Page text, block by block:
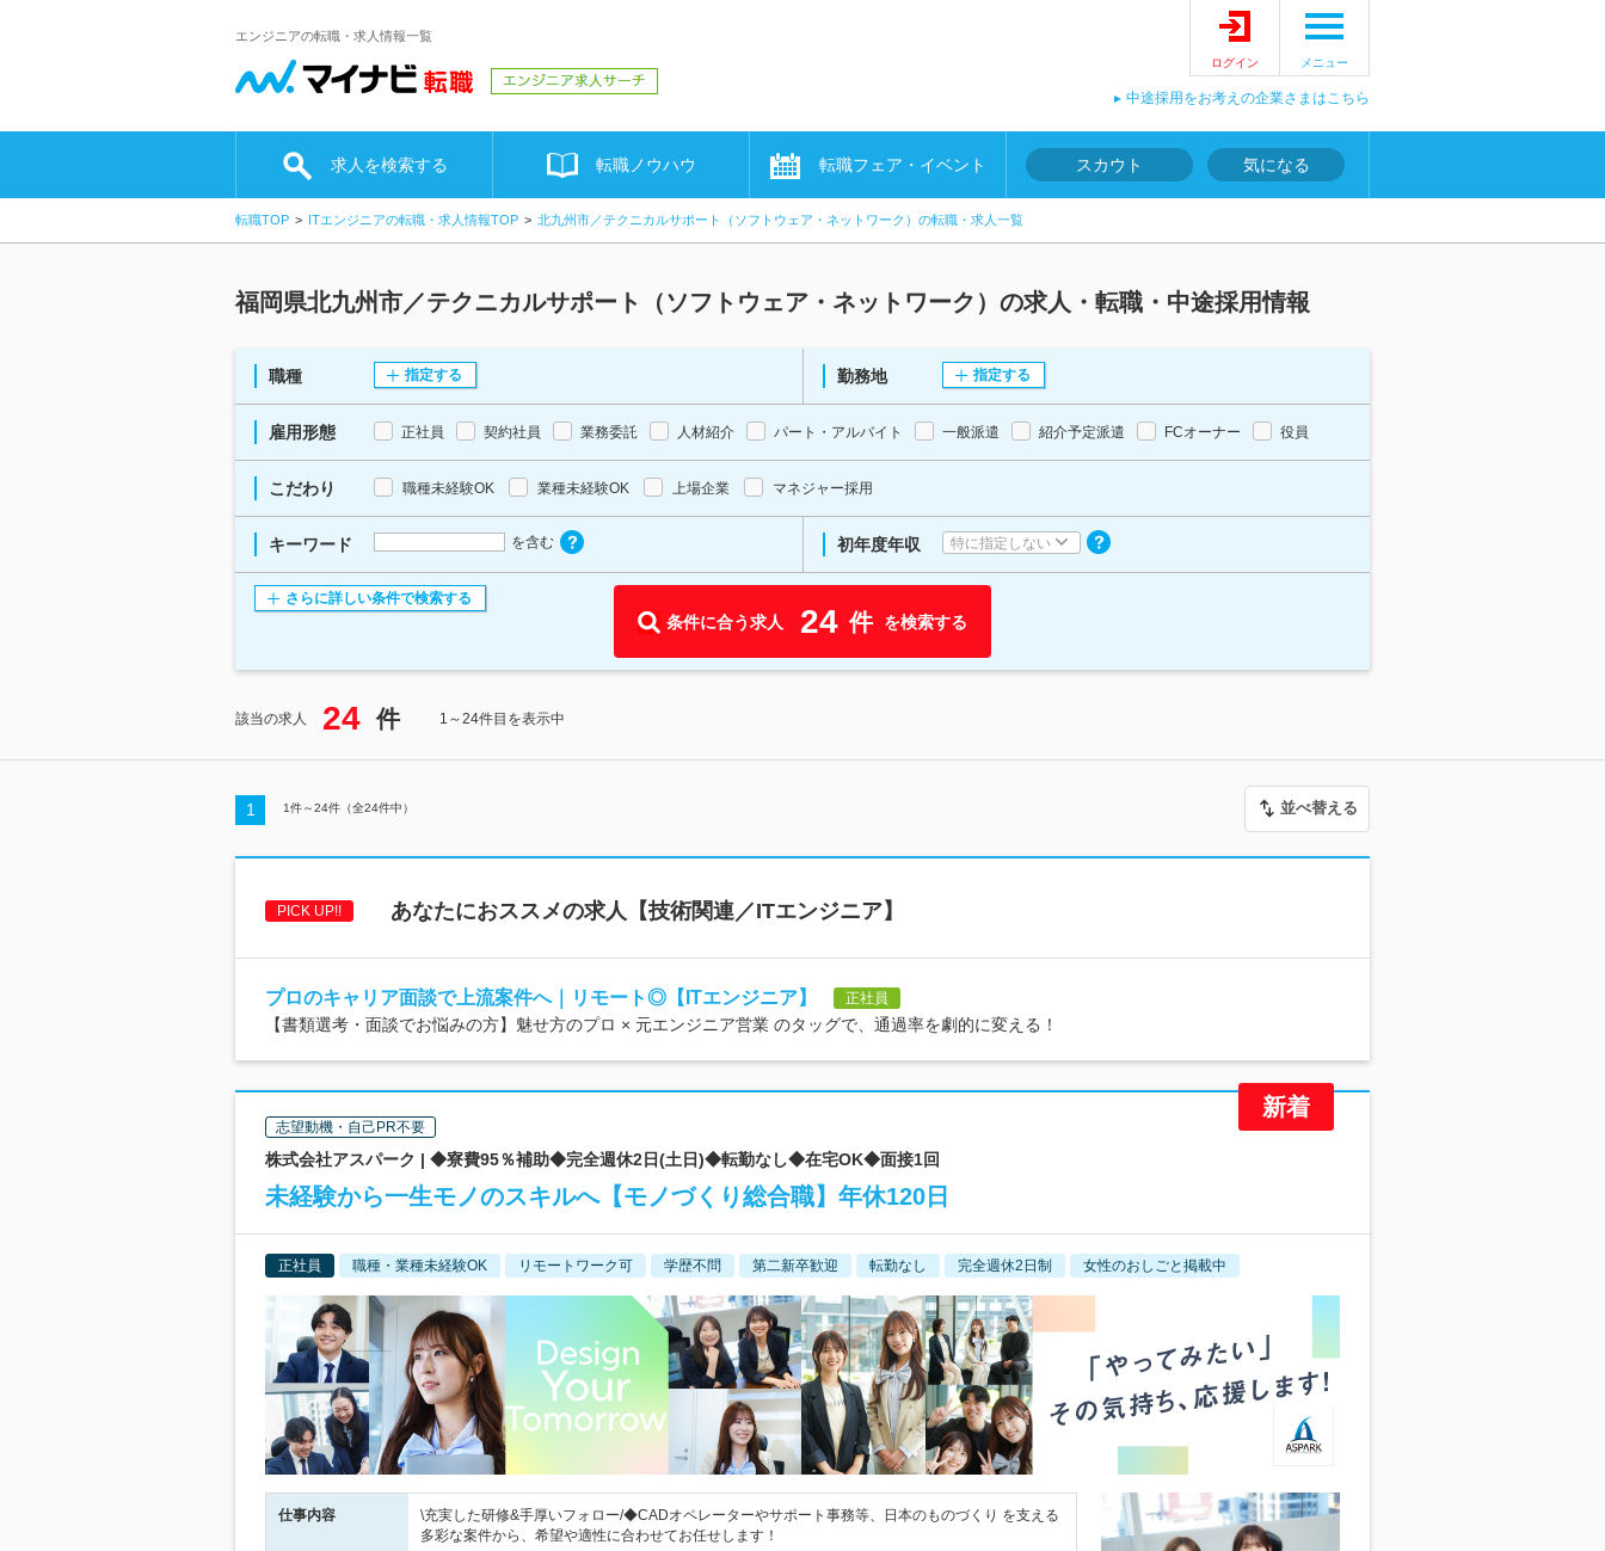
エンジニアの転職・求人情報一覧
ログイン メニュー
中途採用をお考えの企業さまはこちら
求人を検索する 転職ノウハウ 転職フェア・イベント スカウト 気になる
転職TOP ITエンジニアの転職・求人情報TOP 北九州市／テクニカルサポート（ソフトウェア・ネットワーク）の転職・求人一覧
福岡県北九州市／テクニカルサポート（ソフトウェア・ネットワーク）の求人・転職・中途採用情報
職種 指定する 勤務地 指定する
雇用形態 正社員 契約社員 業務委託 人材紹介 パート・アルバイト 一般派遣 紹介予定派遣 FCオーナー 役員
こだわり 職種未経験OK 業種未経験OK 上場企業 マネジャー採用
キーワード を含む 初年度年収 特に指定しない
さらに詳しい条件で検索する
条件に合う求人 24 件 を検索する
該当の求人 24 件 1～24件目を表示中
1 1件～24件（全24件中） 並べ替える
PICK UP!! あなたにおススメの求人【技術関連／ITエンジニア】
プロのキャリア面談で上流案件へ｜リモート◎【ITエンジニア】 正社員
【書類選考・面談でお悩みの方】魅せ方のプロ × 元エンジニア営業 のタッグで、通過率を劇的に変える！
志望動機・自己PR不要
株式会社アスパーク | ◆寮費95％補助◆完全週休2日(土日)◆転勤なし◆在宅OK◆面接1回
未経験から一生モノのスキルへ【モノづくり総合職】年休120日
正社員 職種・業種未経験OK リモートワーク可 学歴不問 第二新卒歓迎 転勤なし 完全週休2日制 女性のおしごと掲載中
仕事内容
\充実した研修&手厚いフォロー/◆CADオペレーターやサポート事務等、日本のものづくり を支える
多彩な案件から、希望や適性に合わせてお任せします！